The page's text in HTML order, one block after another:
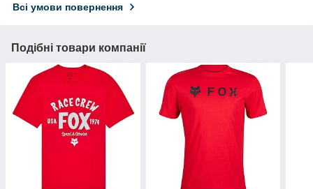
Всі умови повернення
Подібні товари компанії